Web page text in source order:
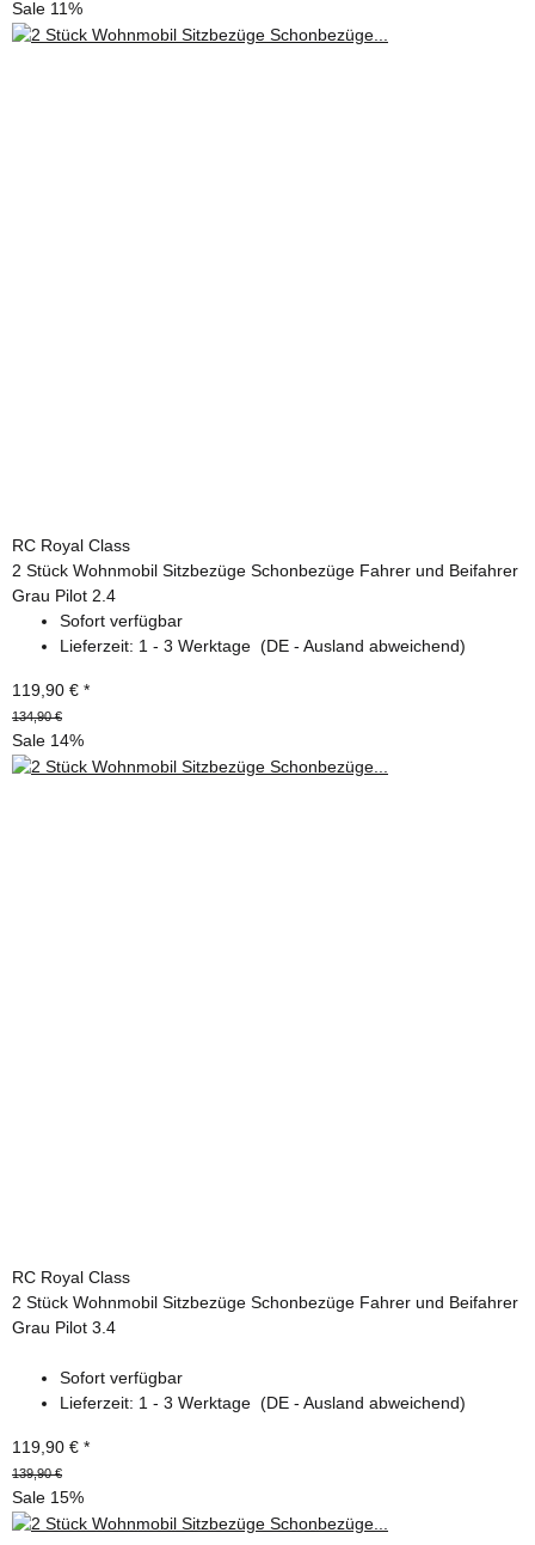
Sale 11%
RC Royal Class
2 Stück Wohnmobil Sitzbezüge Schonbezüge Fahrer und Beifahrer
Grau Pilot 2.4
Sofort verfügbar
Lieferzeit: 1 - 3 Werktage (DE - Ausland abweichend)
119,90 € *
134,90 €
Sale 14%
RC Royal Class
2 Stück Wohnmobil Sitzbezüge Schonbezüge Fahrer und Beifahrer
Grau Pilot 3.4
Sofort verfügbar
Lieferzeit: 1 - 3 Werktage (DE - Ausland abweichend)
119,90 € *
139,90 €
Sale 15%